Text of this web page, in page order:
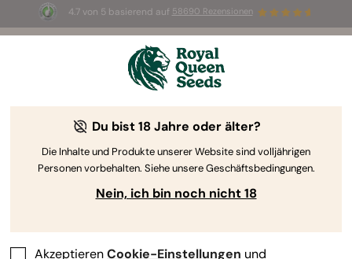
4.7 von 5 basierend auf 58690 Rezensionen
2-für-1—Nur für kurze Zeit
1d 7h 22m 38s
The RQS Blog
Du bist 18 Jahre oder älter?
Die Inhalte und Produkte unserer Website sind volljährigen
Personen vorbehalten. Siehe unsere Geschäftsbedingungen.
Nein, ich bin noch nicht 18
AkzeptierenCookie-Einstellungen und